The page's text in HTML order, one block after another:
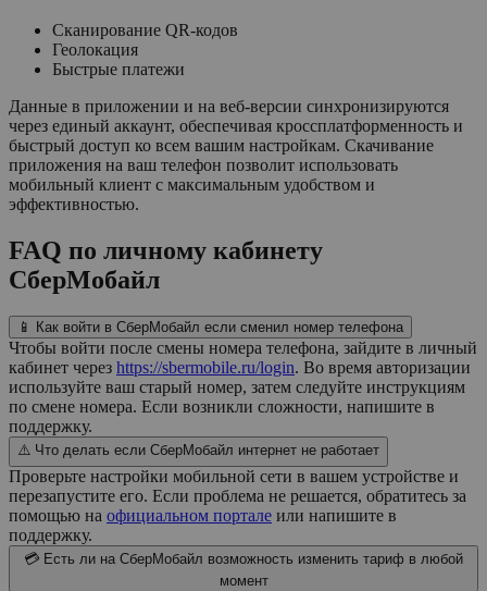
Сканирование QR-кодов
Геолокация
Быстрые платежи
Данные в приложении и на веб-версии синхронизируются
через единый аккаунт, обеспечивая кроссплатформенность и
быстрый доступ ко всем вашим настройкам. Скачивание
приложения на ваш телефон позволит использовать
мобильный клиент с максимальным удобством и
эффективностью.
FAQ по личному кабинету
СберМобайл
📱 Как войти в СберМобайл если сменил номер телефона
Чтобы войти после смены номера телефона, зайдите в личный
кабинет через https://sbermobile.ru/login. Во время авторизации
используйте ваш старый номер, затем следуйте инструкциям
по смене номера. Если возникли сложности, напишите в
поддержку.
⚠️ Что делать если СберМобайл интернет не работает
Проверьте настройки мобильной сети в вашем устройстве и
перезапустите его. Если проблема не решается, обратитесь за
помощью на официальном портале или напишите в
поддержку.
💳 Есть ли на СберМобайл возможность изменить тариф в любой
момент